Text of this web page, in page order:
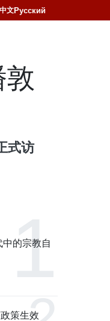
中文Русский
式访
的宗教自
策生效